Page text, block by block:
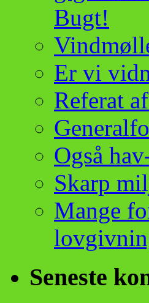
Bugt!
Er vi
Referat
Også
Skarp
Mange
Seneste